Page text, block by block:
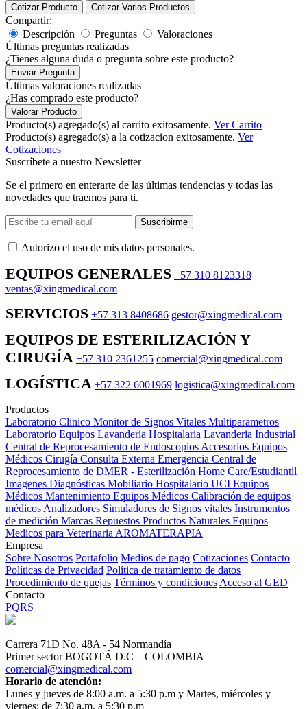
Cotizar Producto Cotizar Varios Productos
Compartir:
Descripción
Preguntas
Valoraciones
Últimas preguntas realizadas
¿Tienes alguna duda o pregunta sobre este producto?
Enviar Pregunta
Últimas valoraciones realizadas
¿Has comprado este producto?
Valorar Producto
Producto(s) agregado(s) al carrito exitosamente. Ver Carrito
Producto(s) agregado(s) a la cotizacion exitosamente. Ver
Cotizaciones
Suscríbete a nuestro Newsletter
Se el primero en enterarte de las últimas tendencias y todas las
novedades que traemos para ti.
Suscribirme
Autorizo ​​el uso de mis datos personales.
EQUIPOS GENERALES +57 310 8123318
ventas@xingmedical.com
SERVICIOS +57 313 8408686 gestor@xingmedical.com
EQUIPOS DE ESTERILIZACIÓN Y
CIRUGÍA +57 310 2361255 comercial@xingmedical.com
LOGÍSTICA +57 322 6001969 logistica@xingmedical.com
Productos
Laboratorio Clinico Monitor de Signos Vitales Multiparametros
Laboratorio Equipos Lavanderia Hospitalaria Lavanderia Industrial
Central de Reprocesamiento de Endoscopios Accesorios Equipos
Médicos Cirugía Consulta Externa Emergencia Central de
Reprocesamiento de DMER - Esterilización Home Care/Estudiantil
Imagenes Diagnósticas Mobiliario Hospitalario UCI Equipos
Médicos Mantenimiento Equipos Médicos Calibración de equipos
médicos Analizadores Simuladores de Signos vitales Instrumentos
de medición Marcas Repuestos Productos Naturales Equipos
Medicos para Veterinaria AROMATERAPIA
Empresa
Sobre Nosotros Portafolio Medios de pago Cotizaciones Contacto
Políticas de Privacidad Política de tratamiento de datos
Procedimiento de quejas Términos y condiciones Acceso al GED
Contacto
PQRS
Carrera 71D No. 48A - 54 Normandía
Primer sector BOGOTÁ D.C – COLOMBIA
comercial@xingmedical.com
Horario de atención:
Lunes y jueves de 8:00 a.m. a 5:30 p.m y Martes, miércoles y
viernes: de 7:30 a.m. a 5:30 p.m